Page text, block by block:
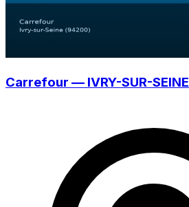
Carrefour — IVRY-SUR-SEINE